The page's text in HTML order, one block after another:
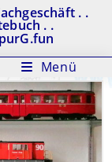
. .
. .
Menü